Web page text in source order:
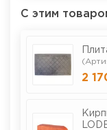
С этим
2